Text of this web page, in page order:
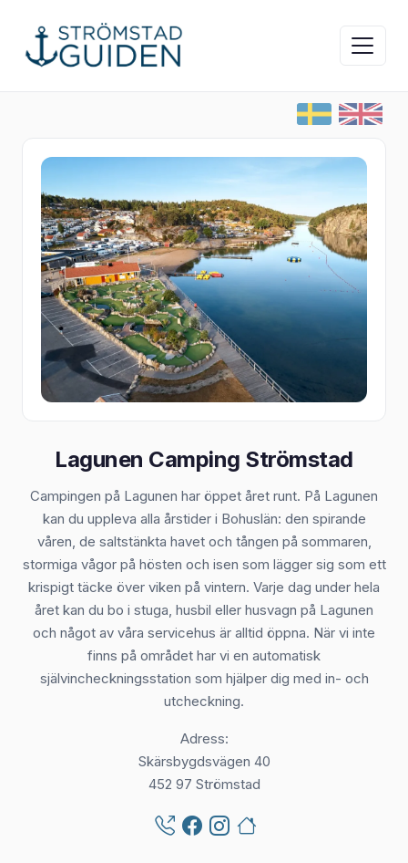
Lagunen Camping Strömstad
Campingen på Lagunen har öppet året runt. På Lagunen
kan du uppleva alla årstider i Bohuslän: den spirande
våren, de saltstänkta havet och tången på sommaren,
stormiga vågor på hösten och isen som lägger sig som ett
krispigt täcke över viken på vintern. Varje dag under hela
året kan du bo i stuga, husbil eller husvagn på Lagunen
och något av våra servicehus är alltid öppna. När vi inte
finns på området har vi en automatisk
självincheckningsstation som hjälper dig med in- och
utcheckning.
Adress:
Skärsbygdsvägen 40
452 97 Strömstad